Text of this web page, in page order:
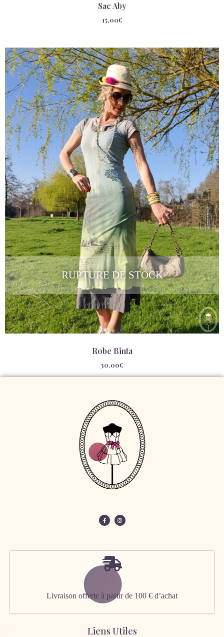
Sac Aby
15,00€
RUPTURE DE STOCK
Robe Binta
30,00€
Livraison offerte à partir de 100 € d’achat
Liens Utiles